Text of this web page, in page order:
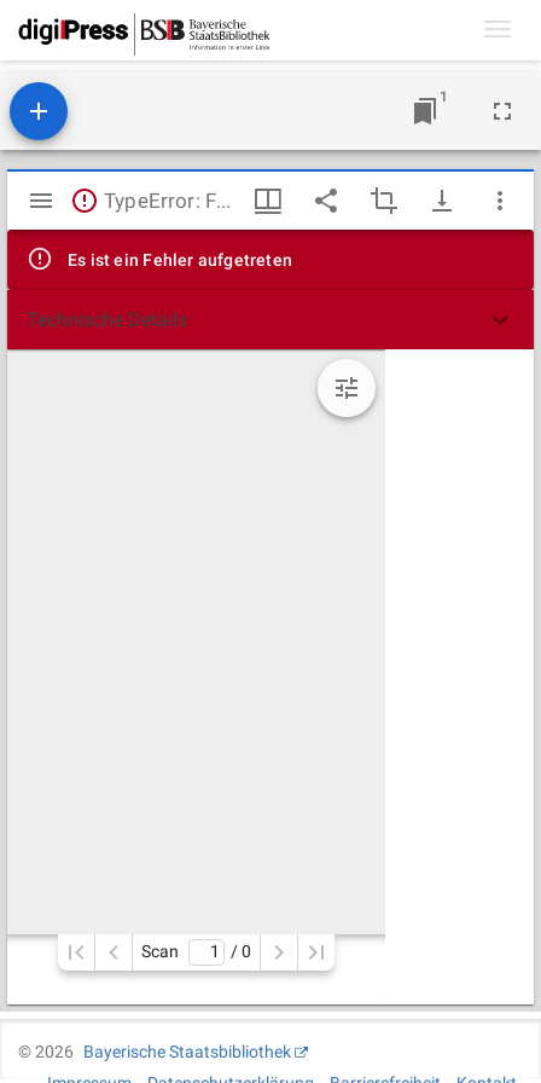
1
Mirador
Viewer
TypeError: Failed to fetch
Es ist ein Fehler aufgetreten
Technische Details
Scan / 0
©2026
Bayerische Staatsbibliothek